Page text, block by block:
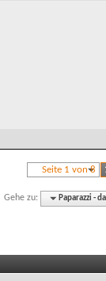
Seite 1 von 8
Gehe zu: Paparazzi -